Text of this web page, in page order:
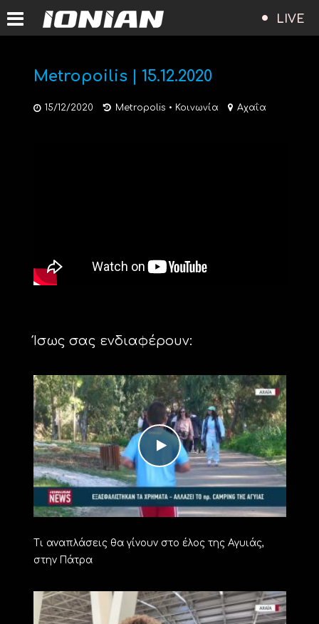
LIVE
Metropoilis | 15.12.2020
15/12/2020 Metropolis • Κοινωνία Αχαΐα
Ίσως σας ενδιαφέρουν:
Τι αναπλάσεις θα γίνουν στο έλος της Αγυιάς,
στην Πάτρα